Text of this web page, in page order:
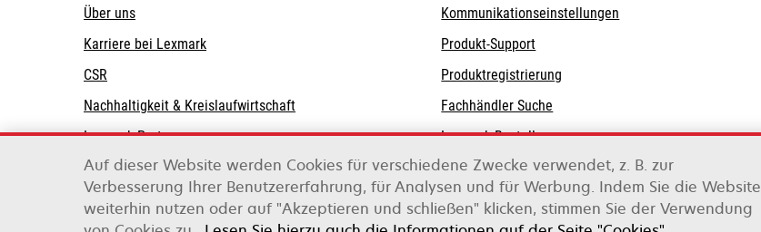
Über uns
Karriere bei Lexmark
CSR
Nachhaltigkeit & Kreislaufwirtschaft
Lexmark-Partner
Kommunikationseinstellungen
wird
in
einer
neuen
Registerkarte
Produkt-Supportwird
einer
neuen
Registerkarte
Produktregistrierung
Fachhändler Suche
Lexmark Bestellungen
Lexmark Distributoren
Lexmark International, Inc., ein Unternehmen von Xerox
Auf dieser Website werden Cookies für verschiedene Zwecke verwendet, z. B. zur
Verbesserung Ihrer Benutzererfahrung, für Analysen und für Werbung. Indem Sie die Website
weiterhin nutzen oder auf "Akzeptieren und schließen" klicken, stimmen Sie der Verwendung